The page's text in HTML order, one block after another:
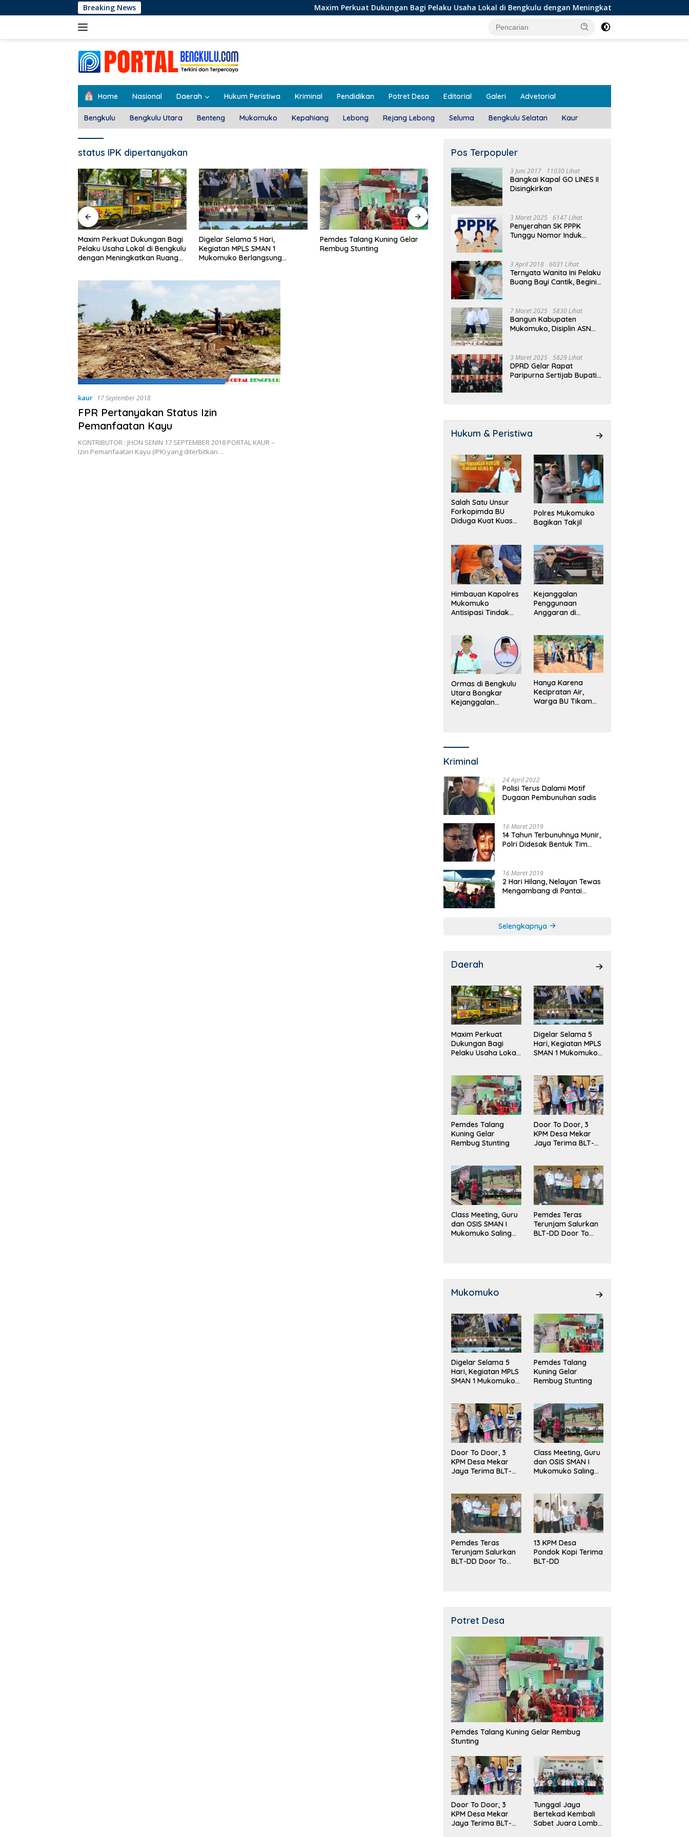
ke
Breaking News Maxim Perkuat Dukungan Bagi Pelaku Usaha Lokal di Bengkulu dengan Meningkatkan Ruang Publik dan Kebersihan Pasar
Home Nasional Daerah Hukum Peristiwa Kriminal Pendidikan Potret Desa Editorial Galeri Advetorial
Bengkulu Bengkulu Utara Benteng Mukomuko Kepahiang Lebong Rejang Lebong Seluma Bengkulu Selatan Kaur
status IPK dipertanyakan
Digelar Selama 5 Hari,
Kegiatan MPLS SMAN 1
Mukomuko Berlangsung
Pemdes Talang Kuning Gelar
Rembug Stunting
Door To Door, 3 KPM Desa
Mekar Jaya Terima BLT-DD!
Class Meeting, Guru dan OSIS
SMAN I Mukomuko Saling
Pemdes Teras Terunjam
kaur 17 September 2018
FPR Pertanyakan Status Izin
Pemanfaatan Kayu
KONTRIBUTOR : JHON SENIN 17 SEPTEMBER 2018 PORTAL KAUR –
Izin Pemanfaatan Kayu (IPK) yang diterbitkan…
Pos Terpopuler
3 Juni 2017 11030 Lihat
Bangkai Kapal GO LINES II
Disingkirkan
3 Maret 2025 6147 Lihat
Penyerahan SK PPPK
Tunggu Nomor Induk
3 April 2018 6031 Lihat
Ternyata Wanita Ini Pelaku
Buang Bayi Cantik, Begini
7 Maret 2025 5830 Lihat
Bangun Kabupaten
Mukomuko, Disiplin ASN
3 Maret 2025 5829 Lihat
DPRD Gelar Rapat
Paripurna Sertijab Bupati
Hukum & Peristiwa
Salah Satu Unsur
Forkopimda BU
Diduga Kuat Kuasai
Laki Lapor
Kejagung
Polres Mukomuko
Bagikan Takjil
Himbauan Kapolres
Mukomuko
Antisipasi Tindak
Orang
Kejanggalan
Penggunaan
Anggaran di
Bakal Dibongkar
Ormas di Bengkulu
Utara Bongkar
Kejanggalan
Hanya Karena
Kecipratan Air,
Warga BU Tikam
Kriminal
24 April 2022
Polisi Terus Dalami Motif
Dugaan Pembunuhan sadis
16 Maret 2019
14 Tahun Terbunuhnya Munir,
Polri Didesak Bentuk Tim
16 Maret 2019
2 Hari Hilang, Nelayan Tewas
Mengambang di Pantai
Selengkapnya
Daerah
Maxim Perkuat
Dukungan Bagi
Pelaku Usaha Lokal
Ruang Publik dan
Kebersihan Pasar
Digelar Selama 5
Hari, Kegiatan MPLS
SMAN 1 Mukomuko
Pemdes Talang
Kuning Gelar
Rembug Stunting
Door To Door, 3
KPM Desa Mekar
Jaya Terima BLT-
Class Meeting, Guru
dan OSIS SMAN I
Mukomuko Saling
Pemdes Teras
Terunjam Salurkan
BLT-DD Door To
Mukomuko
Digelar Selama 5
Hari, Kegiatan MPLS
SMAN 1 Mukomuko
Pemdes Talang
Kuning Gelar
Rembug Stunting
Door To Door, 3
KPM Desa Mekar
Jaya Terima BLT-
Class Meeting, Guru
dan OSIS SMAN I
Mukomuko Saling
Pemdes Teras
Terunjam Salurkan
BLT-DD Door To
13 KPM Desa
Pondok Kopi Terima
BLT-DD
Potret Desa
Pemdes Talang Kuning Gelar Rembug
Stunting
Door To Door, 3
KPM Desa Mekar
Jaya Terima BLT-
Tunggal Jaya
Bertekad Kembali
Sabet Juara Lomba